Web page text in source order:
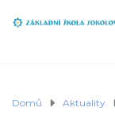
Domů Aktuality